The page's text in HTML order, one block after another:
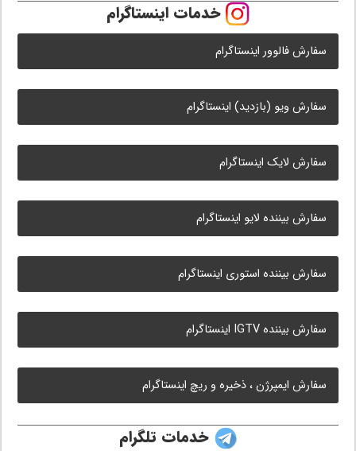
خدمات اینستاگرام
سفارش فالوور اینستاگرام
سفارش ویو (بازدید) اینستاگرام
سفارش لایک اینستاگرام
سفارش بیننده لایو اینستاگرام
سفارش بیننده استوری اینستاگرام
سفارش بیننده IGTV اینستاگرام
سفارش ایمپرژن ، ذخیره و ریچ اینستاگرام
خدمات تلگرام